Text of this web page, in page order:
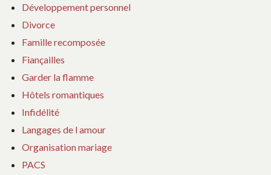
Développement personnel
Divorce
Famille recomposée
Fiançailles
Garder la flamme
Hôtels romantiques
Infidélité
Langages de l amour
Organisation mariage
PACS